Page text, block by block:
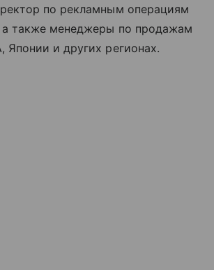
по рекламным операциям
а также менеджеры по продажам
и других регионах.